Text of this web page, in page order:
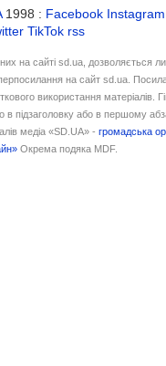
1998 : Facebook Instagram
TikTok rss
на сайті sd.ua, дозволяється
на сайт sd.ua.
використання матеріалів.
підзаголовку або в першому
медіа «SD.UA» -громадська
Окрема подяка MDF.